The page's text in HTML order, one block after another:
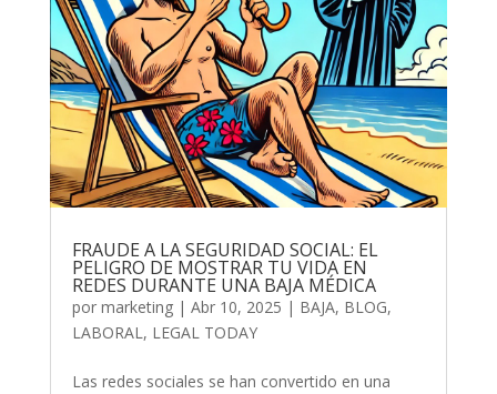
FRAUDE A LA SEGURIDAD SOCIAL: EL
PELIGRO DE MOSTRAR TU VIDA EN
REDES DURANTE UNA BAJA MÉDICA
por marketing| Abr 10, 2025 | BAJA, BLOG,
LABORAL, LEGAL TODAY
Las redes sociales se han convertido en una